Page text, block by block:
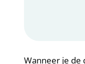
Wanneer je de